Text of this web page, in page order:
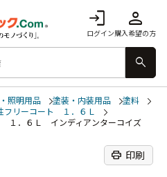
login
ログイン
person
購入希望の方
search
照明用品 塗装・内装用品
塗料
リーコート １．６Ｌ
１．６Ｌ インディアンターコイズ
print 印刷